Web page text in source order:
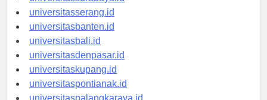
universitassurabaya.id
universitasserang.id
universitasbanten.id
universitasbali.id
universitasdenpasar.id
universitaskupang.id
universitaspontianak.id